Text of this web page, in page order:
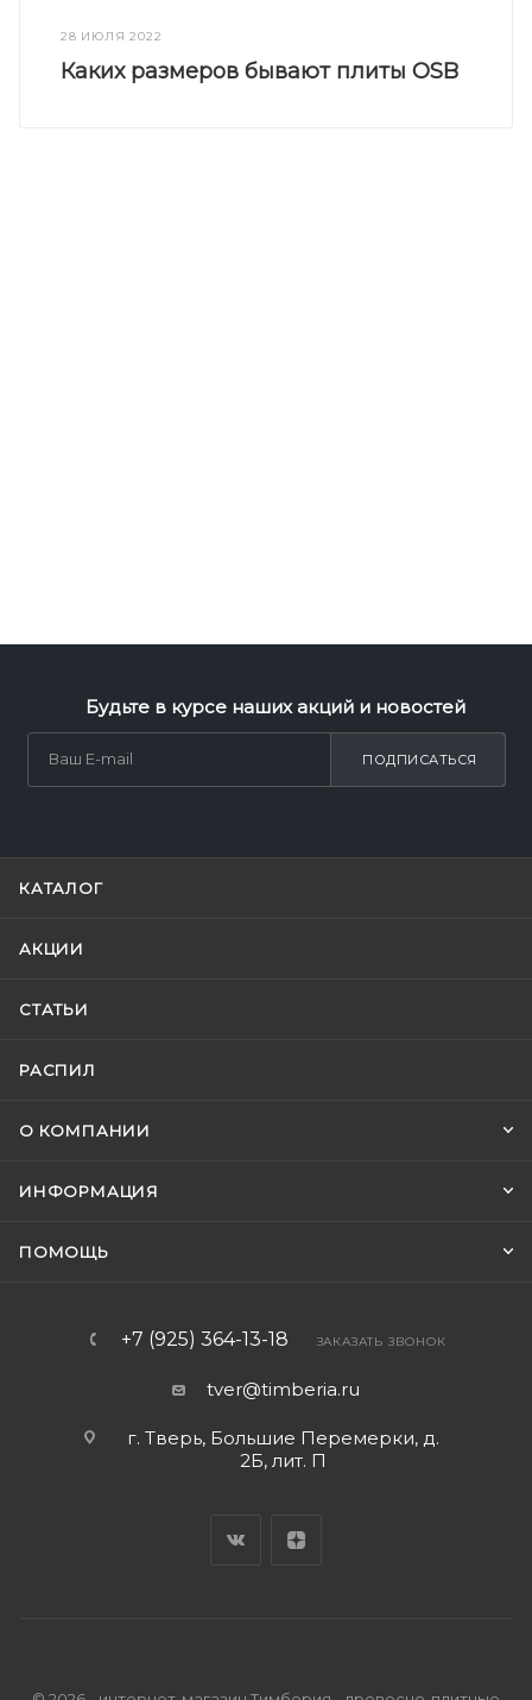
28 ИЮЛЯ 2022
Каких размеров бывают плиты OSB
Будьте в курсе наших акций и новостей
ПОДПИСАТЬСЯ
КАТАЛОГ
АКЦИИ
СТАТЬИ
РАСПИЛ
О КОМПАНИИ
ИНФОРМАЦИЯ
ПОМОЩЬ
+7 (925) 364-13-18 ЗАКАЗАТЬ ЗВОНОК
tver@timberia.ru
г. Тверь, Большие Перемерки, д.
2Б, лит. П